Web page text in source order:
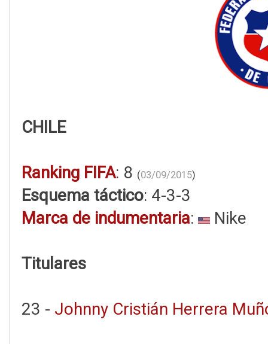
CHILE
Ranking FIFA: 8 (03/09/2015)
Esquema táctico: 4-3-3
Marca de indumentaria: Nike
Titulares
23 - Johnny Cristián Herrera